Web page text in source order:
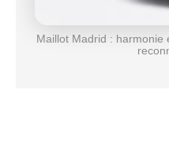
Maillot Madrid : harmonie